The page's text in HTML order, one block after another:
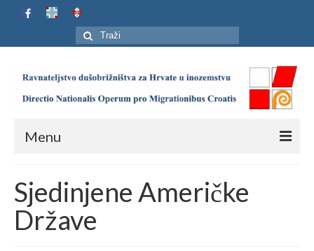
Search
for:
Menu
Ustroj
Adresar
Sjedinjene Američke
Države